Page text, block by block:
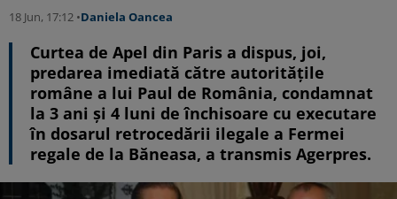
18 Jun, 17:12 •Daniela Oancea
Curtea de Apel din Paris a dispus, joi,
predarea imediată către autoritățile
române a lui Paul de România, condamnat
la 3 ani și 4 luni de închisoare cu executare
în dosarul retrocedării ilegale a Fermei
regale de la Băneasa, a transmis Agerpres.